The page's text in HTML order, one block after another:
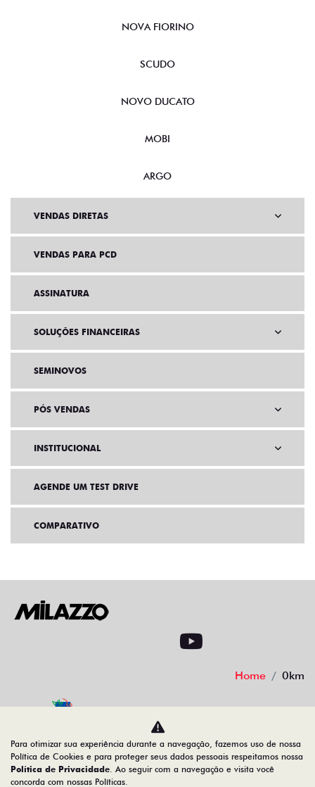
NOVA FIORINO
SCUDO
NOVO DUCATO
MOBI
ARGO
VENDAS DIRETAS
VENDAS PARA PCD
ASSINATURA
SOLUÇÕES FINANCEIRAS
SEMINOVOS
PÓS VENDAS
INSTITUCIONAL
AGENDE UM TEST DRIVE
COMPARATIVO
Home 0km
08.547.329/0007-74
Para otimizar sua experiência durante a navegação, fazemos uso de nossa
Política de Cookies e para proteger seus dados pessoais respeitamos nossa
Política de Privacidade. Ao seguir com a navegação e visita você
concorda com nossas Políticas.